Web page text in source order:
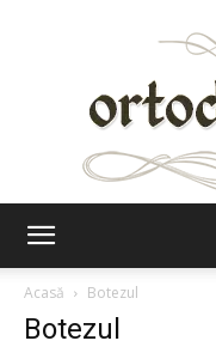
Acasă
Botezul
Botezul